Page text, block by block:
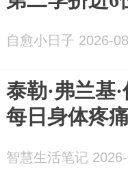
自愈小日子 2026-
泰勒·弗兰基
每日身体疼
智慧生活笔记